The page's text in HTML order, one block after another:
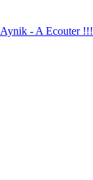
- A Ecouter !!!